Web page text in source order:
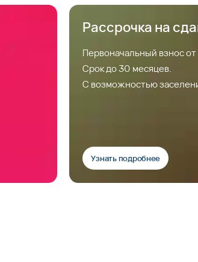
Рассрочка на
Первоначальный взнос
Срок до 30 месяцев.
С возможностью
Узнать подробнее